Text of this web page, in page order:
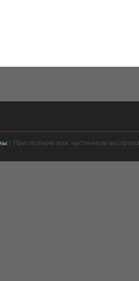
| При полном или частичном